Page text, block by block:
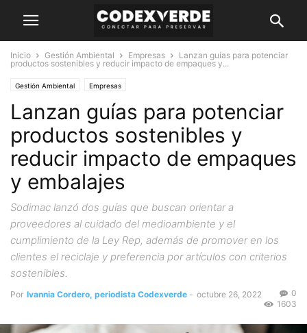
Inicio Gestión Ambiental Empresas
Lanzan guías para potenciar
productos sostenibles y reducir impacto de empaques y...
Gestión Ambiental Empresas
Lanzan guías para potenciar
productos sostenibles y
reducir impacto de empaques
y embalajes
Sodimac lanzó dos guías que buscan orientar a
proveedores al cuidado del medioambiente y el
cumplimiento de la Ley Rep, además de promover en los
clientes el reciclaje y preferencia por artículos con criterios
sostenibles.
Por Ivannia Cordero, periodista Codexverde - octubre 26, 2022
0
1603